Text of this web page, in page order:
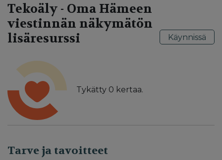
Tekoäly - Oma Hämeen
viestinnän näkymätön
lisäresurssi
Tykätty 0 kertaa.
Käynnissä
Tarve ja tavoitteet